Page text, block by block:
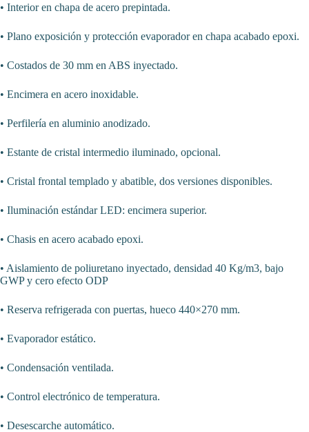
• Interior en chapa de acero prepintada.
• Plano exposición y protección evaporador en chapa acabado epoxi.
• Costados de 30 mm en ABS inyectado.
• Encimera en acero inoxidable.
• Perfilería en aluminio anodizado.
• Estante de cristal intermedio iluminado, opcional.
• Cristal frontal templado y abatible, dos versiones disponibles.
• Iluminación estándar LED: encimera superior.
• Chasis en acero acabado epoxi.
• Aislamiento de poliuretano inyectado, densidad 40 Kg/m3, bajo
GWP y cero efecto ODP
• Reserva refrigerada con puertas, hueco 440×270 mm.
• Evaporador estático.
• Condensación ventilada.
• Control electrónico de temperatura.
• Desescarche automático.